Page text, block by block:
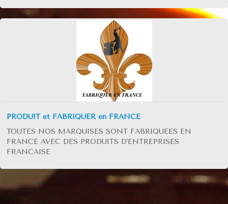
réalisez vous même votre marquise
réalisations diverses
VERRIERE D'ATELIER
catalogues telechargeable
possibilité de réalisation
PRODUIT et FABRIQUER en FRANCE
TOUTES NOS MARQUISES SONT FABRIQUEES EN
FRANCE AVEC DES PRODUITS D'ENTREPRISES
FRANCAISE